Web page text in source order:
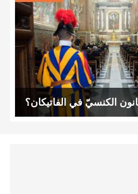
الكنسيّ في الفاتيكان؟